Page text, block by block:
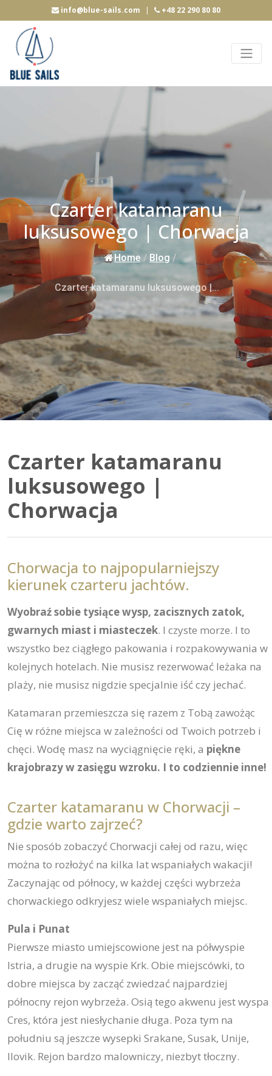
info@blue-sails.com | +48 22 290 80 80
Czarter katamaranu
luksusowego | Chorwacja
Home / Blog /
Czarter katamaranu luksusowego |...
Czarter katamaranu
luksusowego |
Chorwacja
Chorwacja to najpopularniejszy
kierunek czarteru jachtów.
Wyobraź sobie tysiące wysp, zacisznych zatok,
gwarnych miast i miasteczek. I czyste morze. I to
wszystko bez ciągłego pakowania i rozpakowywania w
kolejnych hotelach. Nie musisz rezerwować leżaka na
plaży, nie musisz nigdzie specjalnie iść czy jechać.
Katamaran przemieszcza się razem z Tobą zawożąc
Cię w różne miejsca w zależności od Twoich potrzeb i
chęci. Wodę masz na wyciągnięcie ręki, a piękne
krajobrazy w zasięgu wzroku. I to codziennie inne!
Czarter katamaranu w Chorwacji –
gdzie warto zajrzeć?
Nie sposób zobaczyć Chorwacji całej od razu, więc
można to rozłożyć na kilka lat wspaniałych wakacji!
Zaczynając od północy, w każdej części wybrzeża
chorwackiego odkryjesz wiele wspaniałych miejsc.
Pula i Punat
Pierwsze miasto umiejscowione jest na półwyspie
Istria, a drugie na wyspie Krk. Obie miejscówki, to
dobre miejsca by zacząć zwiedzać najpardziej
północny rejon wybrzeża. Osią tego akwenu jest wyspa
Cres, która jest niesłychanie długa. Poza tym na
południu są jeszcze wysepki Srakane, Susak, Unije,
Ilovik. Rejon bardzo malowniczy, niezbyt tłoczny.